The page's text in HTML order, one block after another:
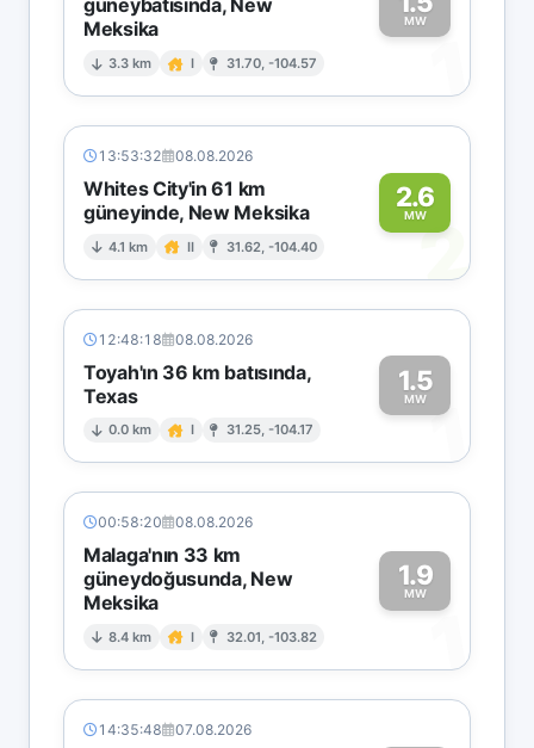
güneybatısında, New
Meksika
3.3 km I 31.70, -104.57
MW
1
13:53:32 08.08.2026
Whites City'in 61 km
güneyinde, New Meksika
4.1 km II 31.62, -104.40
2.6
MW2
12:48:18 08.08.2026
Toyah'ın 36 km batısında,
Texas
0.0 km I 31.25, -104.17
1.5
MW1
00:58:20 08.08.2026
Malaga'nın 33 km
güneydoğusunda, New
Meksika
8.4 km I 32.01, -103.82
1.9
MW
1
14:35:48 07.08.2026